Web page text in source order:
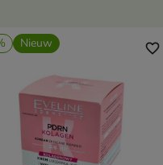
Nieuw favorite_border